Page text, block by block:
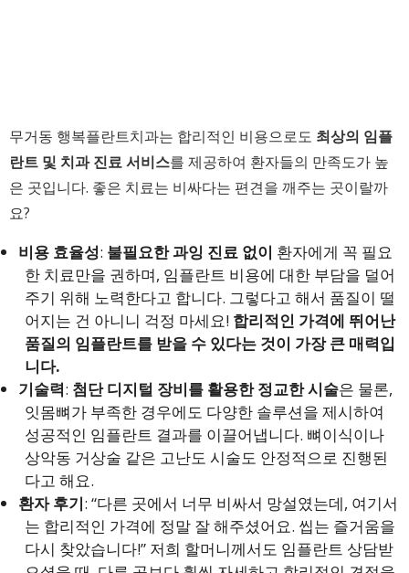
무거동 행복플란트치과는 합리적인 비용으로도 최상의 임플
란트 및 치과 진료 서비스를 제공하여 환자들의 만족도가 높
은 곳입니다. 좋은 치료는 비싸다는 편견을 깨주는 곳이랄까
요?
비용 효율성: 불필요한 과잉 진료 없이 환자에게 꼭 필요
한 치료만을 권하며, 임플란트 비용에 대한 부담을 덜어
주기 위해 노력한다고 합니다. 그렇다고 해서 품질이 떨
어지는 건 아니니 걱정 마세요! 합리적인 가격에 뛰어난
품질의 임플란트를 받을 수 있다는 것이 가장 큰 매력입
니다.
기술력: 첨단 디지털 장비를 활용한 정교한 시술은 물론,
잇몸뼈가 부족한 경우에도 다양한 솔루션을 제시하여
성공적인 임플란트 결과를 이끌어냅니다. 뼈이식이나
상악동 거상술 같은 고난도 시술도 안정적으로 진행된
다고 해요.
환자 후기: “다른 곳에서 너무 비싸서 망설였는데, 여기서
는 합리적인 가격에 정말 잘 해주셨어요. 씹는 즐거움을
다시 찾았습니다!” 저희 할머니께서도 임플란트 상담받